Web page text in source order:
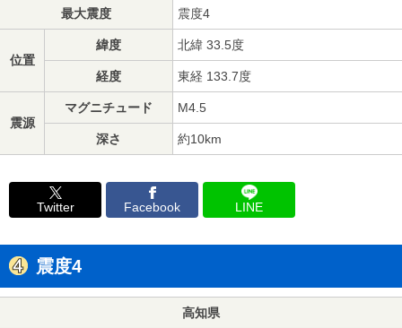
最大震度 震度4
位置
緯度 北緯 33.5度
経度 東経 133.7度
震源
マグニチュード M4.5
深さ 約10km
Twitter Facebook LINE
震度4
高知県